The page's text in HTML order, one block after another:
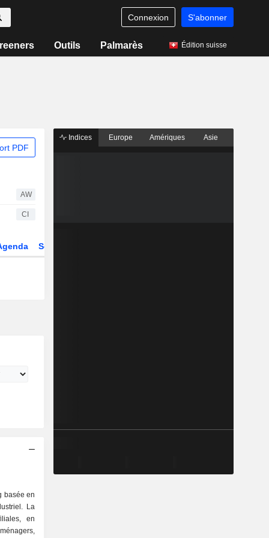
Connexion S'abonner
Outils Palmarès Édition suisse
PDF
AW
CI
Secteur
basée en
La
en
Indices Europe Amériques Asie